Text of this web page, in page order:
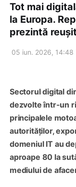
Tot mai
la Europa.
prezintă
05 iun. 2026, 14:48
Sectorul digital
dezvolte într-un
principalele
autorităților,
domeniul IT au
aproape 80 la
mediului de